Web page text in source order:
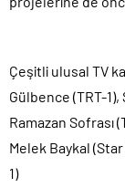
Çeşitli ulusal TV
Gülbence (TRT-1),
Ramazan Sofrası
Melek Baykal
1)